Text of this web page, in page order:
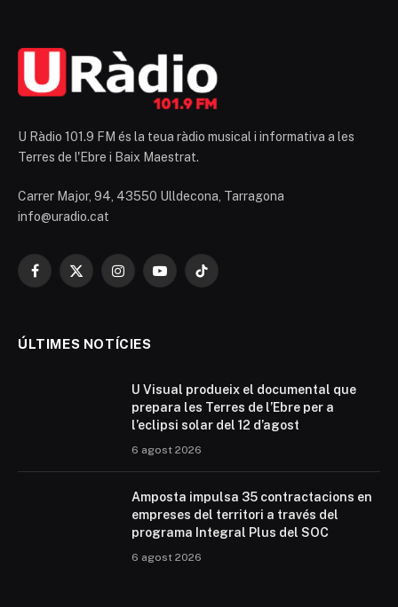
U Ràdio 101.9 FM és la teua ràdio musical i informativa a les
Terres de l'Ebre i Baix Maestrat.
Carrer Major, 94, 43550 Ulldecona, Tarragona
info@uradio.cat
Facebook
X
InstagramYouTubeTikTok
ÚLTIMES NOTÍCIES
U Visual produeix el documental que
prepara les Terres de l’Ebre per a
l’eclipsi solar del 12 d’agost
6 agost 2026
Amposta impulsa 35 contractacions en
empreses del territori a través del
programa Integral Plus del SOC
6 agost 2026